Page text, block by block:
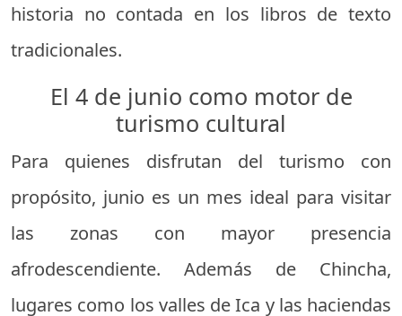
historia no contada en los libros de texto
tradicionales.
El 4 de junio como motor de
turismo cultural
Para quienes disfrutan del turismo con
propósito, junio es un mes ideal para visitar
las zonas con mayor presencia
afrodescendiente. Además de Chincha,
lugares como los valles de Ica y las haciendas